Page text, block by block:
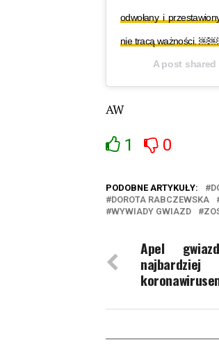
odwołany i
nie tracą ważności.
A post shared
AW
1 0
PODOBNE ARTYKUŁY:
DOROTA RABCZEWSKA
WYWIADY GWIAZD
Apel